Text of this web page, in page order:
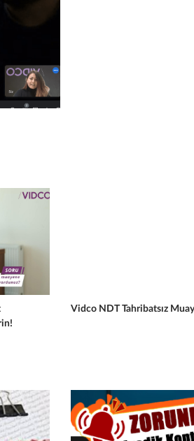
Vidco NDT Tahribatsız